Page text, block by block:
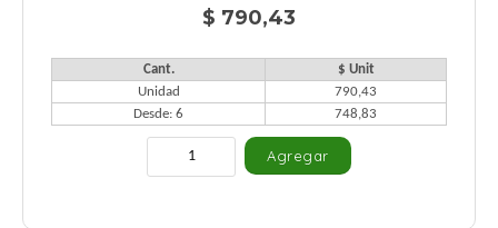
$ 790,43
Cant.
$ Unit
Unidad
790,43
Desde: 6
748,83